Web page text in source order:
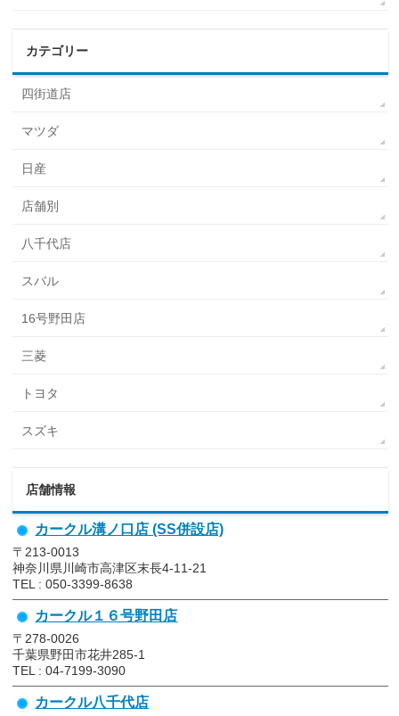
カテゴリー
四街道店
マツダ
日産
店舗別
八千代店
スバル
16号野田店
三菱
トヨタ
スズキ
店舗情報
カークル溝ノ口店 (SS併設店)
〒213-0013
神奈川県川崎市高津区末長4-11-21
TEL : 050-3399-8638
カークル１６号野田店
〒278-0026
千葉県野田市花井285-1
TEL : 04-7199-3090
カークル八千代店